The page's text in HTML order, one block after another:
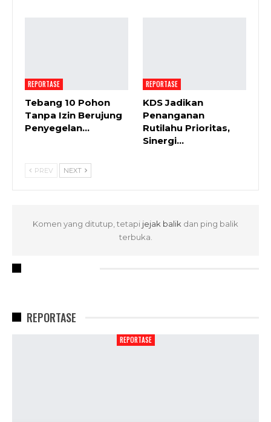
REPORTASE
Tebang 10 Pohon
Tanpa Izin Berujung
Penyegelan…
REPORTASE
KDS Jadikan
Penanganan
Rutilahu Prioritas,
Sinergi…
PREV NEXT
Komen yang ditutup, tetapi jejak balik dan ping balik
terbuka.
REPORTASE
REPORTASE